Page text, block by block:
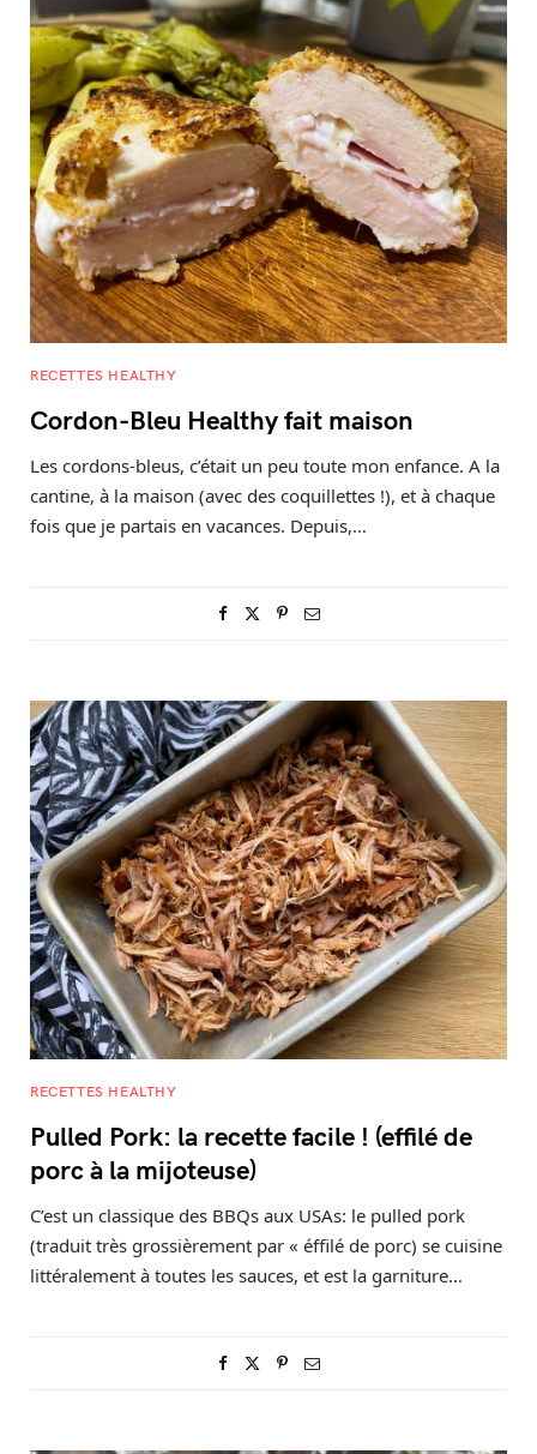
RECETTES HEALTHY
Cordon-Bleu Healthy fait maison
Les cordons-bleus, c’était un peu toute mon enfance. A la
cantine, à la maison (avec des coquillettes !), et à chaque
fois que je partais en vacances. Depuis,…
RECETTES HEALTHY
Pulled Pork: la recette facile ! (effilé de
porc à la mijoteuse)
C’est un classique des BBQs aux USAs: le pulled pork
(traduit très grossièrement par « éffilé de porc) se cuisine
littéralement à toutes les sauces, et est la garniture…